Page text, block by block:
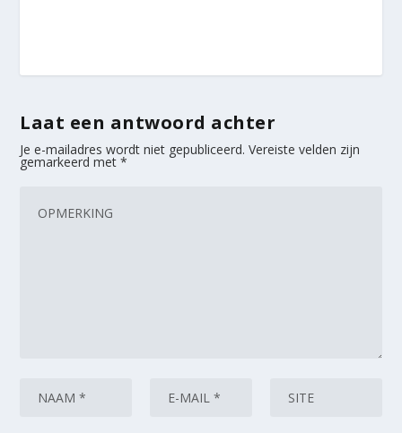
Laat een antwoord achter
Je e-mailadres wordt niet gepubliceerd. Vereiste velden zijn
gemarkeerd met*